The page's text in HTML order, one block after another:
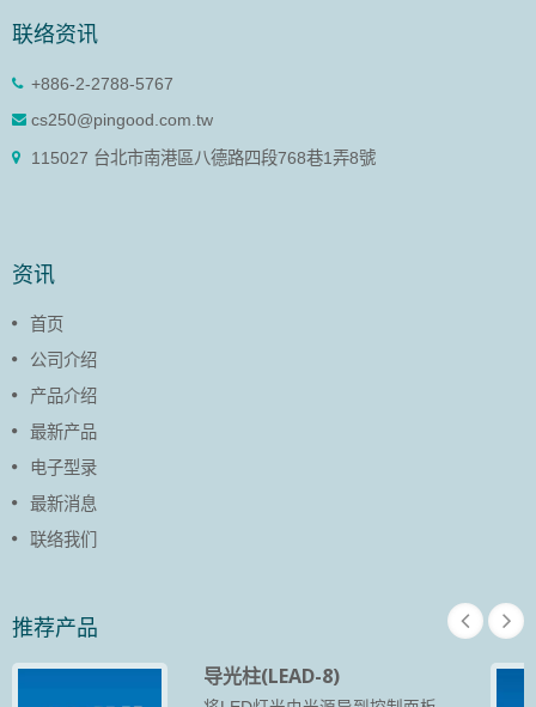
联络资讯
+886-2-2788-5767
cs250@pingood.com.tw
115027 台北市南港區八德路四段768巷1弄8號
资讯
首页
公司介绍
产品介绍
最新产品
电子型录
最新消息
联络我们
推荐产品
导光柱(LEAD-8)